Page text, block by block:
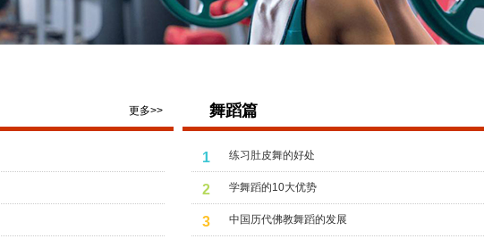
更多>> 舞蹈篇
1 练习肚皮舞的好处
2 学舞蹈的10大优势
3 中国历代佛教舞蹈的发展